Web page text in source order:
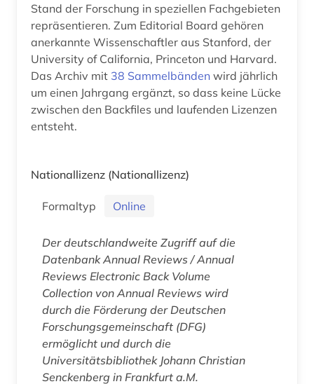
Stand der Forschung in speziellen Fachgebieten
repräsentieren. Zum Editorial Board gehören
anerkannte Wissenschaftler aus Stanford, der
University of California, Princeton und Harvard.
Das Archiv mit 38 Sammelbänden wird jährlich
um einen Jahrgang ergänzt, so dass keine Lücke
zwischen den Backfiles und laufenden Lizenzen
entsteht.
Nationallizenz (Nationallizenz)
Formaltyp Online
Der deutschlandweite Zugriff auf die
DatenbankAnnual Reviews / Annual
Reviews Electronic Back Volume
Collection von Annual Reviews wird
durch die Förderung der Deutschen
Forschungsgemeinschaft (DFG)
ermöglicht und durch die
Universitätsbibliothek Johann Christian
Senckenberg in Frankfurt a.M.